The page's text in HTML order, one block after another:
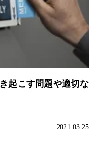
起こす問題や適切な
2021.03.25